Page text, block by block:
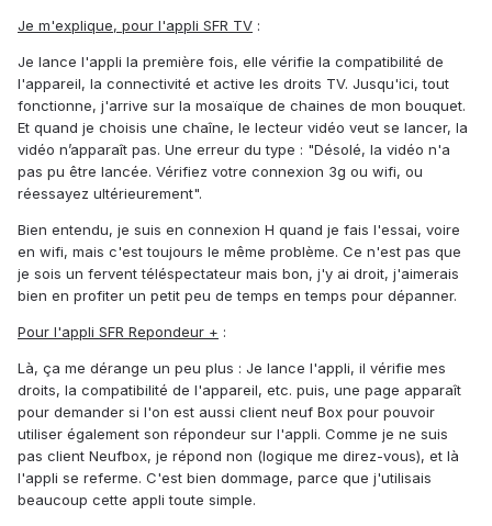
Je m'explique, pour l'appli SFR TV :
Je lance l'appli la première fois, elle vérifie la compatibilité de
l'appareil, la connectivité et active les droits TV. Jusqu'ici, tout
fonctionne, j'arrive sur la mosaïque de chaines de mon bouquet.
Et quand je choisis une chaîne, le lecteur vidéo veut se lancer, la
vidéo n’apparaît pas. Une erreur du type : "Désolé, la vidéo n'a
pas pu être lancée. Vérifiez votre connexion 3g ou wifi, ou
réessayez ultérieurement".
Bien entendu, je suis en connexion H quand je fais l'essai, voire
en wifi, mais c'est toujours le même problème. Ce n'est pas que
je sois un fervent téléspectateur mais bon, j'y ai droit, j'aimerais
bien en profiter un petit peu de temps en temps pour dépanner.
Pour l'appli SFR Repondeur + :
Là, ça me dérange un peu plus : Je lance l'appli, il vérifie mes
droits, la compatibilité de l'appareil, etc. puis, une page apparaît
pour demander si l'on est aussi client neuf Box pour pouvoir
utiliser également son répondeur sur l'appli. Comme je ne suis
pas client Neufbox, je répond non (logique me direz-vous), et là
l'appli se referme. C'est bien dommage, parce que j'utilisais
beaucoup cette appli toute simple.